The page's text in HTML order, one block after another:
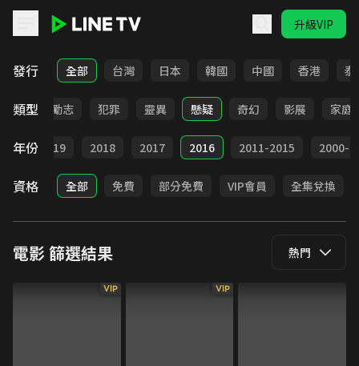
升級VIP
LINE TV - 電影
發行 全部 台灣 日本 韓國 中國 香港 泰
類型
喜劇 勵志 犯罪 靈異 懸疑 奇幻 影展 家庭
年份 2019 2018 2017 2016 2011-2015 2000-
資格 全部 免費 部分免費 VIP會員 全集兌換
電影篩選結果 熱門
VIP VIP